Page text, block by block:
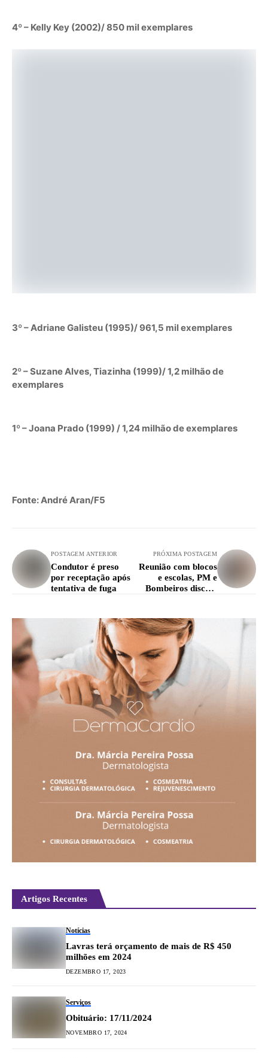
4º – Kelly Key (2002)/ 850 mil exemplares
3º – Adriane Galisteu (1995)/ 961,5 mil exemplares
2º – Suzane Alves, Tiazinha (1999)/ 1,2 milhão de
exemplares
1º – Joana Prado (1999) / 1,24 milhão de exemplares
Fonte: André Aran/F5
POSTAGEM ANTERIOR
Condutor é preso
por receptação após
tentativa de fuga
PRÓXIMA POSTAGEM
Reunião com blocos
e escolas, PM e
Bombeiros discute
Artigos Recentes
Notícias
Lavras terá orçamento de mais de R$ 450
milhões em 2024
DEZEMBRO 17, 2023
Serviços
Obituário: 17/11/2024
NOVEMBRO 17, 2024